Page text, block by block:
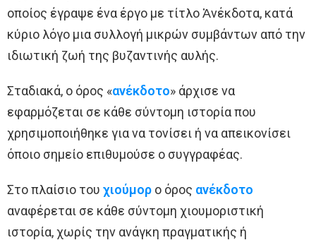
οποίος έγραψε ένα έργο με τίτλο Ἀνέκδοτα, κατά
κύριο λόγο μια συλλογή μικρών συμβάντων από την
ιδιωτική ζωή της βυζαντινής αυλής.
Σταδιακά, ο όρος «ανέκδοτο» άρχισε να
εφαρμόζεται σε κάθε σύντομη ιστορία που
χρησιμοποιήθηκε για να τονίσει ή να απεικονίσει
όποιο σημείο επιθυμούσε ο συγγραφέας.
Στο πλαίσιο του χιούμορ ο όρος ανέκδοτο
αναφέρεται σε κάθε σύντομη χιουμοριστική
ιστορία, χωρίς την ανάγκη πραγματικής ή